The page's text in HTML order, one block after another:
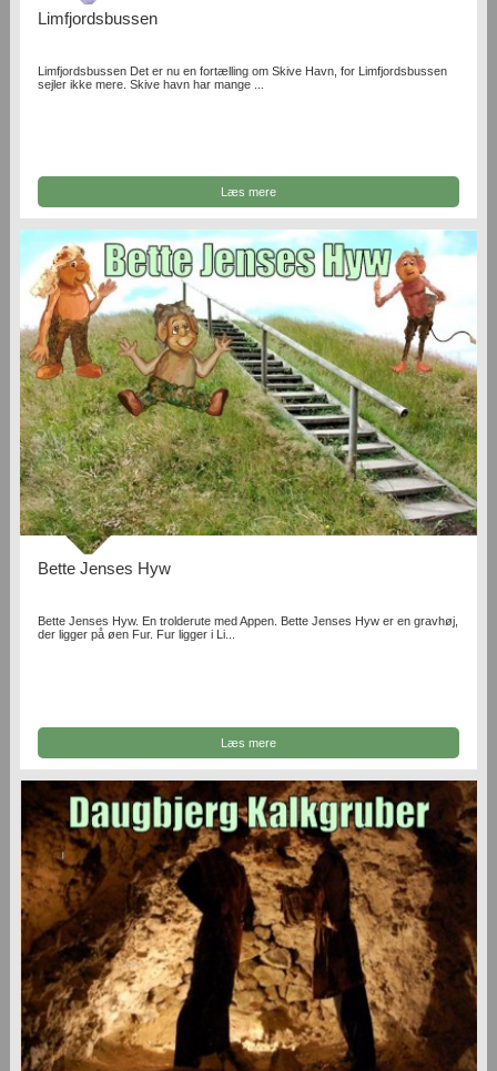
Limfjordsbussen
Limfjordsbussen Det er nu en fortælling om Skive Havn, for Limfjordsbussen
sejler ikke mere. Skive havn har mange ...
Læs mere
Bette Jenses Hyw
Bette Jenses Hyw. En trolderute med Appen. Bette Jenses Hyw er en gravhøj,
der ligger på øen Fur. Fur ligger i Li...
Læs mere